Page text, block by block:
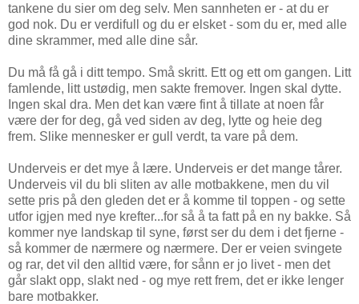
tankene du sier om deg selv. Men sannheten er - at du er
god nok. Du er verdifull og du er elsket - som du er, med alle
dine skrammer, med alle dine sår.
Du må få gå i ditt tempo. Små skritt. Ett og ett om gangen. Litt
famlende, litt ustødig, men sakte fremover. Ingen skal dytte.
Ingen skal dra. Men det kan være fint å tillate at noen får
være der for deg, gå ved siden av deg, lytte og heie deg
frem. Slike mennesker er gull verdt, ta vare på dem.
Underveis er det mye å lære. Underveis er det mange tårer.
Underveis vil du bli sliten av alle motbakkene, men du vil
sette pris på den gleden det er å komme til toppen - og sette
utfor igjen med nye krefter...for så å ta fatt på en ny bakke. Så
kommer nye landskap til syne, først ser du dem i det fjerne -
så kommer de nærmere og nærmere. Der er veien svingete
og rar, det vil den alltid være, for sånn er jo livet - men det
går slakt opp, slakt ned - og mye rett frem, det er ikke lenger
bare motbakker.